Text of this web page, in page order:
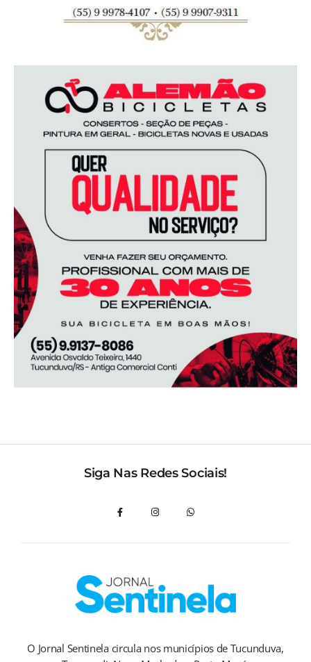
Siga Nas Redes Sociais!
O Jornal Sentinela circula nos municípios de Tucunduva,